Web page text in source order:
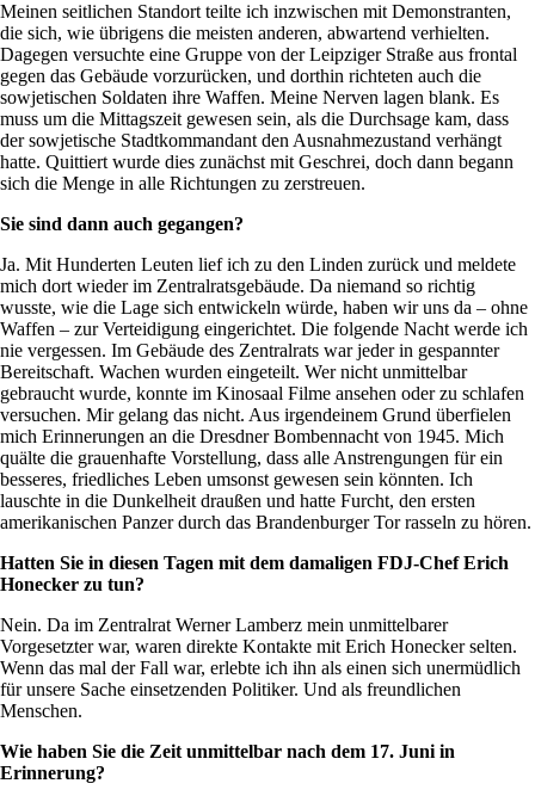
Meinen seitlichen Standort teilte ich inzwischen mit Demonstranten,
die sich, wie übrigens die meisten anderen, abwartend verhielten.
Dagegen versuchte eine Gruppe von der Leipziger Straße aus frontal
gegen das Gebäude vorzurücken, und dorthin richteten auch die
sowjetischen Soldaten ihre Waffen. Meine Nerven lagen blank. Es
muss um die Mittagszeit gewesen sein, als die Durchsage kam, dass
der sowjetische Stadtkommandant den Ausnahmezustand verhängt
hatte. Quittiert wurde dies zunächst mit Geschrei, doch dann begann
sich die Menge in alle Richtungen zu zerstreuen.
Sie sind dann auch gegangen?
Ja. Mit Hunderten Leuten lief ich zu den Linden zurück und meldete
mich dort wieder im Zentralratsgebäude. Da niemand so richtig
wusste, wie die Lage sich entwickeln würde, haben wir uns da – ohne
Waffen – zur Verteidigung eingerichtet. Die folgende Nacht werde ich
nie vergessen. Im Gebäude des Zentralrats war jeder in gespannter
Bereitschaft. Wachen wurden eingeteilt. Wer nicht unmittelbar
gebraucht wurde, konnte im Kinosaal Filme ansehen oder zu schlafen
versuchen. Mir gelang das nicht. Aus irgendeinem Grund überfielen
mich Erinnerungen an die Dresdner Bombennacht von 1945. Mich
quälte die grauenhafte Vorstellung, dass alle Anstrengungen für ein
besseres, friedliches Leben umsonst gewesen sein könnten. Ich
lauschte in die Dunkelheit draußen und hatte Furcht, den ersten
amerikanischen Panzer durch das Brandenburger Tor rasseln zu hören.
Hatten Sie in diesen Tagen mit dem damaligen FDJ-Chef Erich
Honecker zu tun?
Nein. Da im Zentralrat Werner Lamberz mein unmittelbarer
Vorgesetzter war, waren direkte Kontakte mit Erich Honecker selten.
Wenn das mal der Fall war, erlebte ich ihn als einen sich unermüdlich
für unsere Sache einsetzenden Politiker. Und als freundlichen
Menschen.
Wie haben Sie die Zeit unmittelbar nach dem 17. Juni in
Erinnerung?